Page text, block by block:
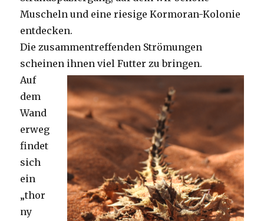
Muscheln und eine riesige Kormoran-Kolonie
entdecken.
Die zusammentreffenden Strömungen
scheinen ihnen viel Futter zu bringen.
Auf
dem
Wand
erweg
findet
sich
ein
„thor
ny